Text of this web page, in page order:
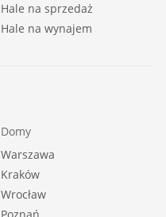
Hale na sprzedaż
Hale na wynajem
Domy
Warszawa
Kraków
Wrocław